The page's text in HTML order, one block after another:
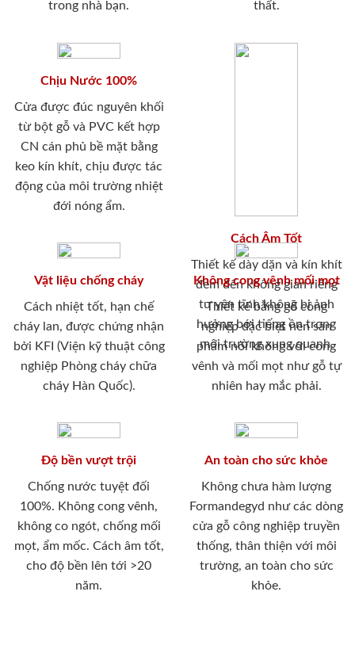
trong nhà bạn.
thất.
Chịu Nước 100%
Cửa được đúc nguyên khối
từ bột gỗ và PVC kết hợp
CN cán phủ bề mặt bằng
keo kín khít, chịu được tác
động của môi trường nhiệt
đới nóng ẩm.
Cách Âm Tốt
Thiết kế dày dặn và kín khít
đem đến không gian riêng
tư yên tĩnh không bị ảnh
hưởng bới tiếng ồn trong
môi trường xung quanh.
Vật liệu chống cháy
Cách nhiệt tốt, hạn chế
cháy lan, được chứng nhận
bởi KFI (Viện kỹ thuật công
nghiệp Phòng cháy chữa
cháy Hàn Quốc).
Không cong vênh mối mọt
Thiết kế bằng gỗ công
nghiệp đặc biệt nên sản
phẩm nói không với cong
vênh và mối mọt như gỗ tự
nhiên hay mắc phải.
Độ bền vượt trội
Chống nước tuyệt đối
100%. Không cong vênh,
không co ngót, chống mối
mọt, ẩm mốc. Cách âm tốt,
cho độ bền lên tới >20
năm.
An toàn cho sức khỏe
Không chưa hàm lượng
Formandegyd như các dòng
cửa gỗ công nghiệp truyền
thống, thân thiện với môi
trường, an toàn cho sức
khỏe.